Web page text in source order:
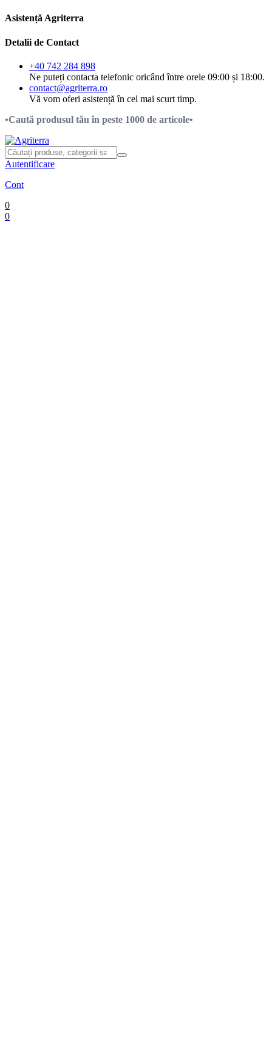
Asistență Agriterra
Detalii de Contact
+40 742 284 898
Ne puteți contacta telefonic oricând între orele 09:00 și 18:00.
contact@agriterra.ro
Vă vom oferi asistență în cel mai scurt timp.
•Caută produsul tău în peste 1000 de articole•
Autentificare
Cont
0
0